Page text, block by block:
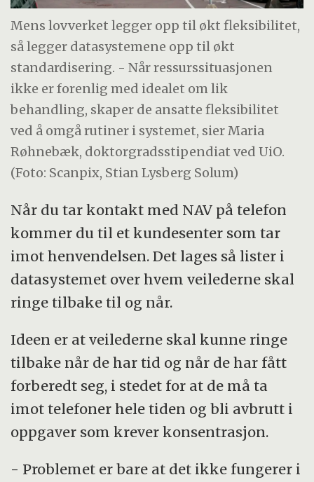
Mens lovverket legger opp til økt fleksibilitet,
så legger datasystemene opp til økt
standardisering. - Når ressurssituasjonen
ikke er forenlig med idealet om lik
behandling, skaper de ansatte fleksibilitet
ved å omgå rutiner i systemet, sier Maria
Røhnebæk, doktorgradsstipendiat ved UiO.
(Foto: Scanpix, Stian Lysberg Solum)
Når du tar kontakt med NAV på telefon
kommer du til et kundesenter som tar
imot henvendelsen. Det lages så lister i
datasystemet over hvem veilederne skal
ringe tilbake til og når.
Ideen er at veilederne skal kunne ringe
tilbake når de har tid og når de har fått
forberedt seg, i stedet for at de må ta
imot telefoner hele tiden og bli avbrutt i
oppgaver som krever konsentrasjon.
- Problemet er bare at det ikke fungerer i